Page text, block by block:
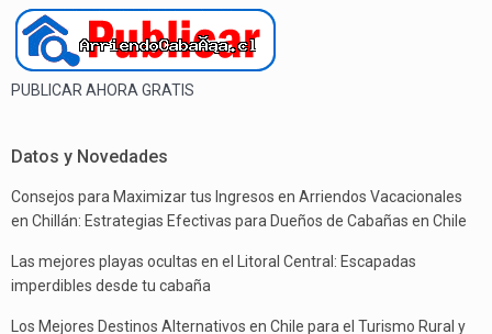
PUBLICAR AHORA GRATIS
Datos y Novedades
Consejos para Maximizar tus Ingresos en Arriendos Vacacionales
en Chillán: Estrategias Efectivas para Dueños de Cabañas en Chile
Las mejores playas ocultas en el Litoral Central: Escapadas
imperdibles desde tu cabaña
Los Mejores Destinos Alternativos en Chile para el Turismo Rural y